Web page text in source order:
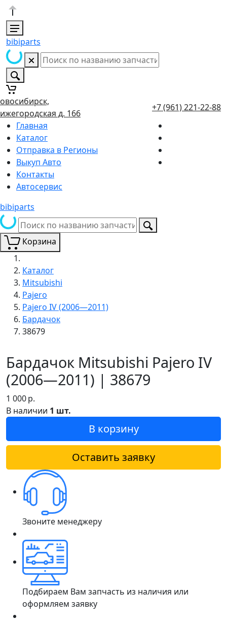
bibiparts
д. 166
+7 (961) 221-22-88
Главная
Каталог
Отправка в Регионы
Выкуп Авто
Контакты
Автосервис
bibiparts
Корзина
Каталог
Mitsubishi
Pajero
Pajero IV (2006—2011)
Бардачок
38679
Бардачок Mitsubishi Pajero IV
(2006—2011) | 38679
1 000р.
В наличии 1 шт.
В корзину
Оставить заявку
Звоните менеджеру
Подбираем Вам запчасть из наличия или
оформляем заявку